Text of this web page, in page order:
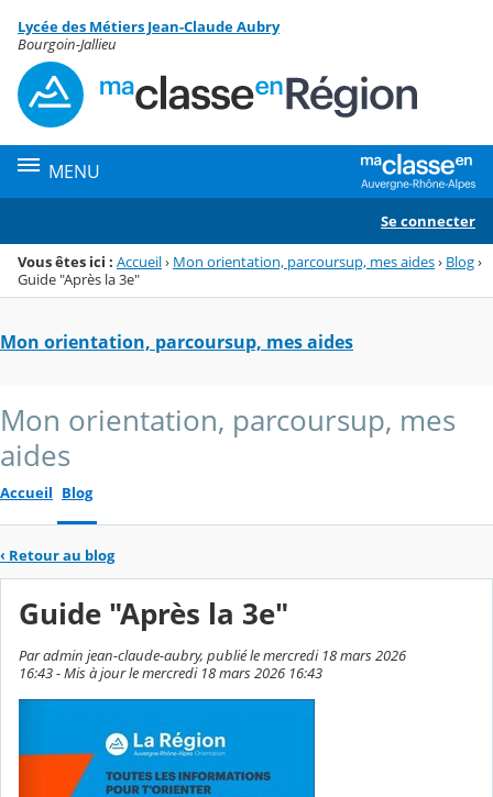
Menu de la rubrique
Contenu
Lycée des Métiers Jean-Claude Aubry
Bourgoin-Jallieu
MENU
Se connecter
Vous êtes ici : Accueil› Mon orientation, parcoursup, mes aides› Blog›
Guide "Après la 3e"
Mon orientation, parcoursup, mes aides
Mon orientation, parcoursup, mes
aides
Accueil Blog
‹ Retour au blog
Guide "Après la 3e"
Par admin jean-claude-aubry, publié le mercredi 18 mars 2026
16:43 - Mis à jour le mercredi 18 mars 2026 16:43